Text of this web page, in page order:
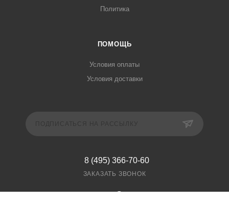
Политика
ПОМОЩЬ
Условия оплаты
Условия доставки
8 (495) 366-70-60
ЗАКАЗАТЬ ЗВОНОК
manager@mospos.ru